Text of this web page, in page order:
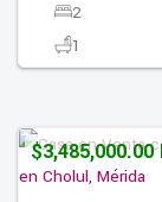
2
1
$3,485,000.00